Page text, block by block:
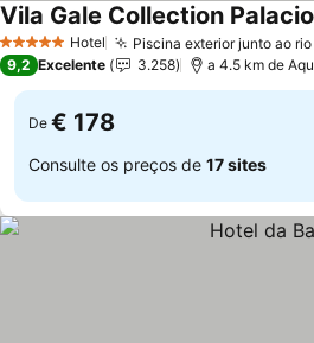
5 Estrelas Hotel Piscina exterior junto ao rio
Vila Gale Collection
9,2 Excelente 3.258 a 4.5 km de
De € 178
Consulte os preços de 17 sites